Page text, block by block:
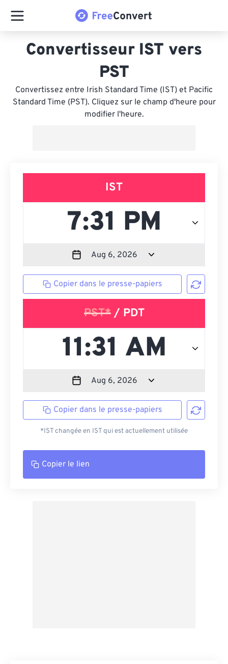
Convertisseur IST vers
PST
Convertissez entre Irish Standard Time (IST) et Pacific
Standard Time (PST). Cliquez sur le champ d'heure pour
modifier l'heure.
IST
Copier dans le presse-papiers
PST*/ PDT
Copier dans le presse-papiers
*IST changée en IST qui est actuellement utilisée
Copier le lien